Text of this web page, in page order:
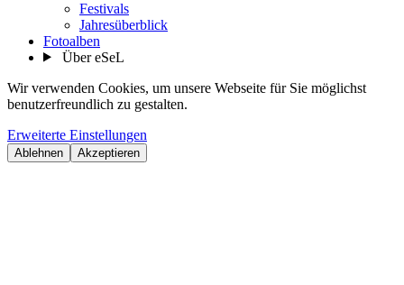
Festivals
Jahresüberblick
Fotoalben
Über eSeL
Wir verwenden Cookies, um unsere Webseite für Sie möglichst
benutzerfreundlich zu gestalten.
Erweiterte Einstellungen
Ablehnen Akzeptieren